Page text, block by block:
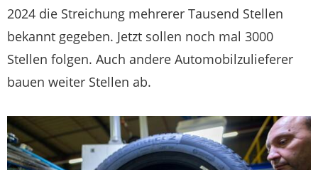
2024 die Streichung mehrerer Tausend Stellen
bekannt gegeben. Jetzt sollen noch mal 3000
Stellen folgen. Auch andere Automobilzulieferer
bauen weiter Stellen ab.